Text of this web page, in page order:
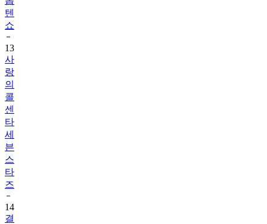
텐
쇼
13
사
랑
의
콜
센
타
세
븐
스
타
즈
14
결